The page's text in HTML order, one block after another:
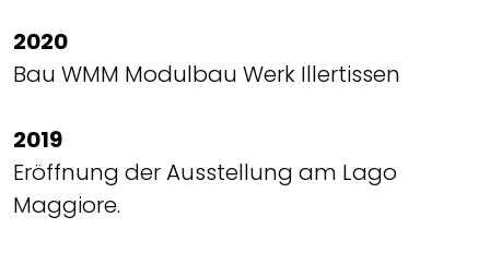
2020
Bau WMM Modulbau Werk Illertissen
2019
Eröffnung der Ausstellung am Lago
Maggiore.